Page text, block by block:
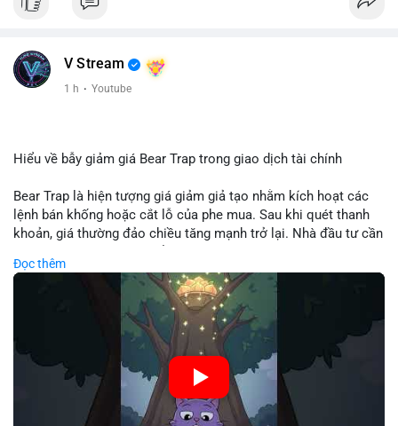
V Stream
1 h · Youtube
Hiểu về bẫy giảm giá Bear Trap trong giao dịch tài chính
Bear Trap là hiện tượng giá giảm giả tạo nhằm kích hoạt các
lệnh bán khống hoặc cắt lỗ của phe mua. Sau khi quét thanh
khoản, giá thường đảo chiều tăng mạnh trở lại. Nhà đầu tư cần
hóa điểm vào lệnh.
🎥 Xem video trực tiếp tại:
Nguồn: Cú Thông Thái
Đọc thêm